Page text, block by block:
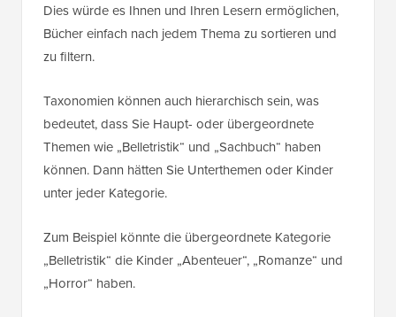
Dies würde es Ihnen und Ihren Lesern ermöglichen,
Bücher einfach nach jedem Thema zu sortieren und
zu filtern.
Taxonomien können auch hierarchisch sein, was
bedeutet, dass Sie Haupt- oder übergeordnete
Themen wie „Belletristik“ und „Sachbuch“ haben
können. Dann hätten Sie Unterthemen oder Kinder
unter jeder Kategorie.
Zum Beispiel könnte die übergeordnete Kategorie
„Belletristik“ die Kinder „Abenteuer“, „Romanze“ und
„Horror“ haben.